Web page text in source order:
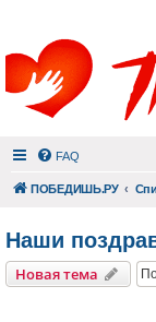
FAQ
ПОБЕДИШЬ.РУ
Наши
Новая тема